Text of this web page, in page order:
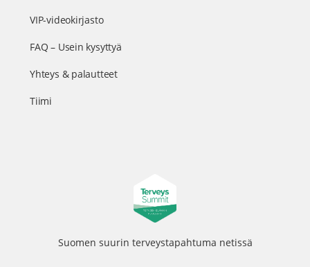
VIP-videokirjasto
FAQ – Usein kysyttyä
Yhteys & palautteet
Tiimi
Suomen suurin terveystapahtuma netissä